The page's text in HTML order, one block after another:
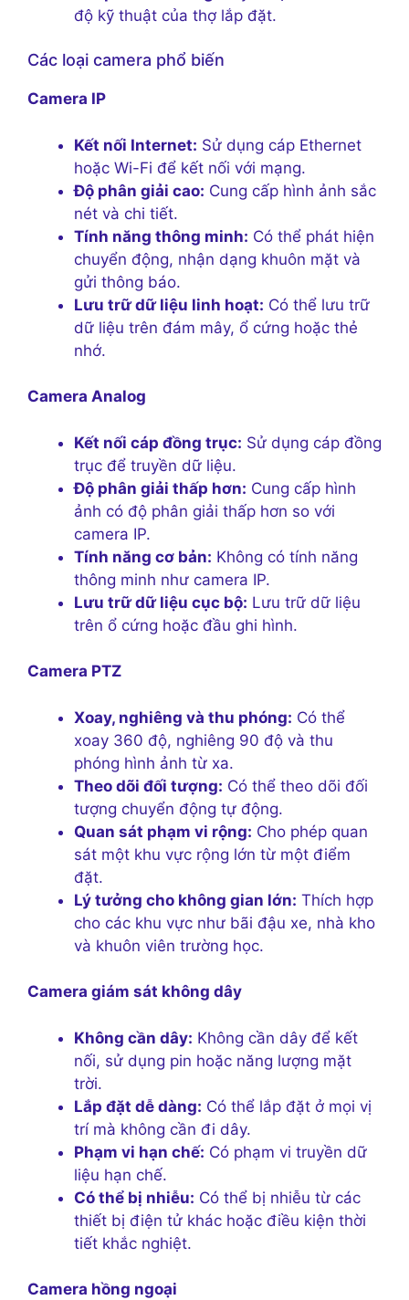
độ kỹ thuật của thợ lắp đặt.
Các loại camera phổ biến
Camera IP
Kết nối Internet: Sử dụng cáp Ethernet
hoặc Wi-Fi để kết nối với mạng.
Độ phân giải cao: Cung cấp hình ảnh sắc
nét và chi tiết.
Tính năng thông minh: Có thể phát hiện
chuyển động, nhận dạng khuôn mặt và
gửi thông báo.
Lưu trữ dữ liệu linh hoạt: Có thể lưu trữ
dữ liệu trên đám mây, ổ cứng hoặc thẻ
nhớ.
Camera Analog
Kết nối cáp đồng trục: Sử dụng cáp đồng
trục để truyền dữ liệu.
Độ phân giải thấp hơn: Cung cấp hình
ảnh có độ phân giải thấp hơn so với
camera IP.
Tính năng cơ bản: Không có tính năng
thông minh như camera IP.
Lưu trữ dữ liệu cục bộ: Lưu trữ dữ liệu
trên ổ cứng hoặc đầu ghi hình.
Camera PTZ
Xoay, nghiêng và thu phóng: Có thể
xoay 360 độ, nghiêng 90 độ và thu
phóng hình ảnh từ xa.
Theo dõi đối tượng: Có thể theo dõi đối
tượng chuyển động tự động.
Quan sát phạm vi rộng: Cho phép quan
sát một khu vực rộng lớn từ một điểm
đặt.
Lý tưởng cho không gian lớn: Thích hợp
cho các khu vực như bãi đậu xe, nhà kho
và khuôn viên trường học.
Camera giám sát không dây
Không cần dây: Không cần dây để kết
nối, sử dụng pin hoặc năng lượng mặt
trời.
Lắp đặt dễ dàng: Có thể lắp đặt ở mọi vị
trí mà không cần đi dây.
Phạm vi hạn chế: Có phạm vi truyền dữ
liệu hạn chế.
Có thể bị nhiễu: Có thể bị nhiễu từ các
thiết bị điện tử khác hoặc điều kiện thời
tiết khắc nghiệt.
Camera hồng ngoại